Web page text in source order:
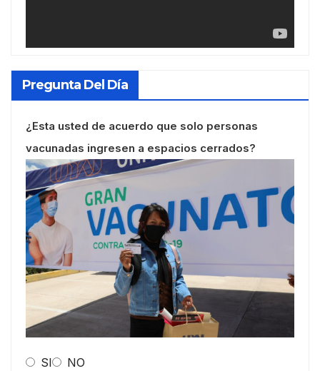
Pregunta Del Día
¿Esta usted de acuerdo que solo personas
vacunadas ingresen a espacios cerrados?
SI NO